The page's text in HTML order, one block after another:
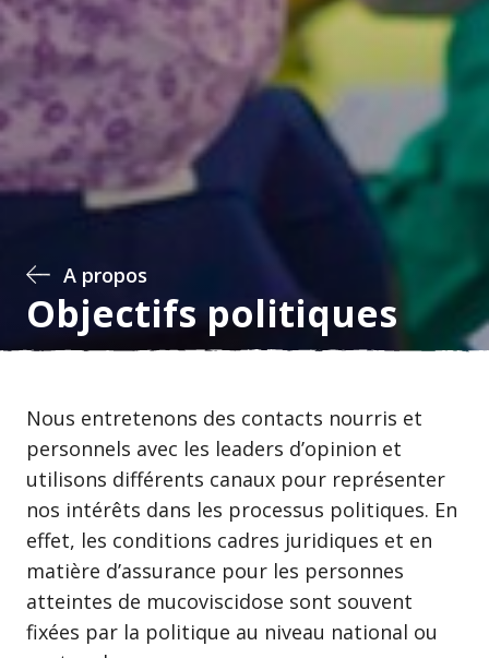
A propos
Objectifs politiques
Nous entretenons des contacts nourris et
personnels avec les leaders d’opinion et
utilisons différents canaux pour représenter
nos intérêts dans les processus politiques. En
effet, les conditions cadres juridiques et en
matière d’assurance pour les personnes
atteintes de mucoviscidose sont souvent
fixées par la politique au niveau national ou